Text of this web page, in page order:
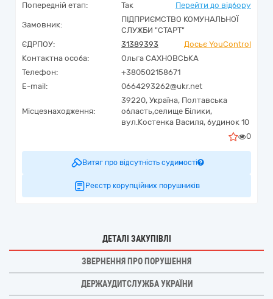
Попередній етап:
Так Перейти до відбору
Замовник:
ПІДПРИЄМСТВО КОМУНАЛЬНОЇ
СЛУЖБИ "СТАРТ"
ЄДРПОУ:
31389393
Досьє YouControl
Контактна особа:
Ольга САХНОВСЬКА
Телефон:
+380502158671
E-mail:
0664293262@ukr.net
Місцезнаходження:
39220, Україна, Полтавська
область,селище Білики,
вул.Костенка Василя, будинок 10
0
Витяг про відсутність судимості
Реєстр корупційних порушників
ДЕТАЛІ ЗАКУПІВЛІ
ЗВЕРНЕННЯ ПРО ПОРУШЕННЯ
ДЕРЖАУДИТСЛУЖБА УКРАЇНИ